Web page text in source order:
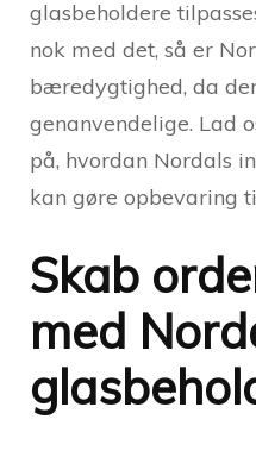
glasbeholdere
nok med det, så er
bæredygtighed, da
genanvendelige. Lad
på, hvordan Nordals
kan gøre opbevaring
Skab
med